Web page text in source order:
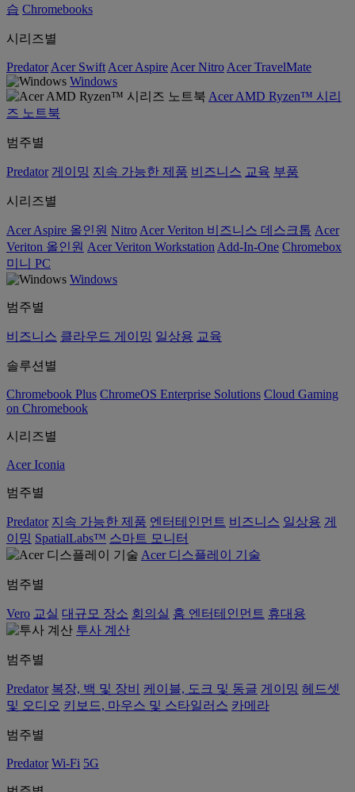
습 Chromebooks
시리즈별
Predator Acer Swift Acer Aspire Acer Nitro Acer TravelMate
Windows
Acer AMD Ryzen™ 시리
즈 노트북
범주별
Predator 게이밍 지속 가능한 제품 비즈니스 교육 부품
시리즈별
Acer Aspire 올인원 Nitro Acer Veriton 비즈니스 데스크톱 Acer
Veriton 올인원 Acer Veriton Workstation Add-In-One Chromebox
미니 PC
Windows
범주별
비즈니스 클라우드 게이밍 일상용 교육
솔루션별
Chromebook Plus ChromeOS Enterprise Solutions Cloud Gaming
on Chromebook
시리즈별
Acer Iconia
범주별
Predator 지속 가능한 제품 엔터테인먼트 비즈니스 일상용 게
이밍 SpatialLabs™ 스마트 모니터
Acer 디스플레이 기술
범주별
Vero 교실 대규모 장소 회의실 홈 엔터테인먼트 휴대용
투사 계산
범주별
Predator 복장, 백 및 장비 케이블, 도크 및 동글 게이밍 헤드셋
및 오디오 키보드, 마우스 및 스타일러스 카메라
범주별
Predator Wi-Fi 5G